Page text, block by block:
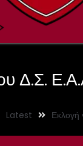
Δ.Σ.
Latest Εκλογή